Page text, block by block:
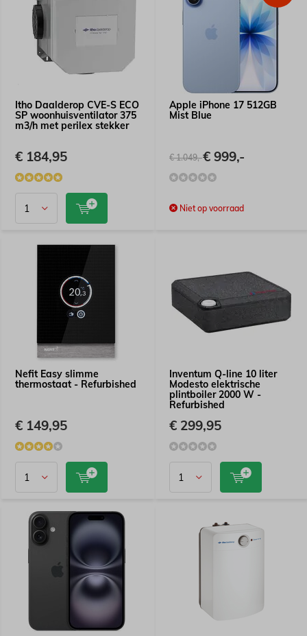
Itho Daalderop CVE-S ECO
SP woonhuisventilator 375
m3/h met perilex stekker
€ 184,95
Apple iPhone 17 512GB
Mist Blue
€ 1.049,-€ 999,-
Niet op voorraad
Nefit Easy slimme
thermostaat - Refurbished
€ 149,95
Inventum Q-line 10 liter
Modesto elektrische
plintboiler 2000 W -
Refurbished
€ 299,95